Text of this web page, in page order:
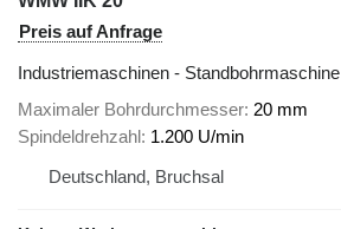
Preis auf Anfrage
Industriemaschinen - Standbohrmaschine
Maximaler Bohrdurchmesser 20 mm
Spindeldrehzahl 1.200 U/min
Deutschland, Bruchsal